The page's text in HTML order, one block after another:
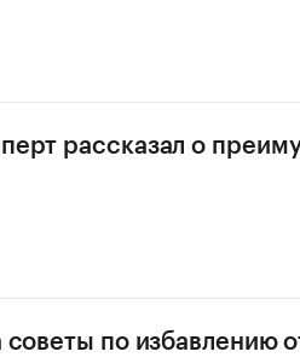
рассказал о
советы по избавлению